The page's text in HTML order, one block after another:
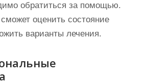
обратиться за помощью.
оценить состояние
варианты лечения.